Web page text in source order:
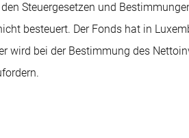
Steuergesetzen und
besteuert. Der Fonds hat in
wird bei der Bestimmung des